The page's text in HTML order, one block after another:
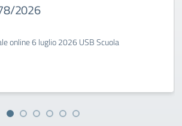
2026
online 6 luglio 2026 USB Scuola